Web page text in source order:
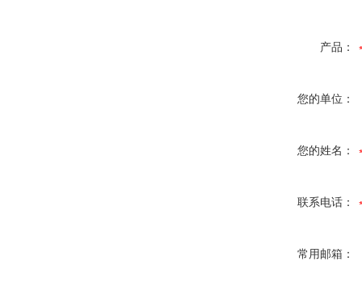
产品：
您的单位：
您的姓名：
联系电话：
常用邮箱：